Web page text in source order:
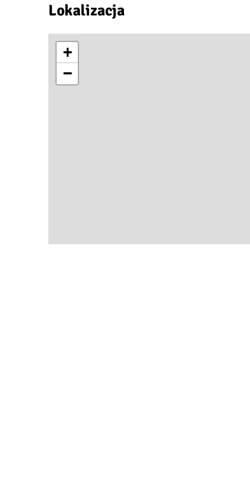
Lokalizacja
+
−